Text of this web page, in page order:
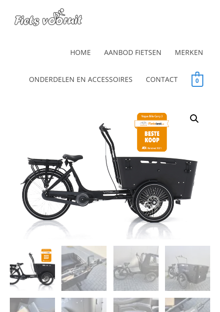
HOME AANBOD FIETSEN MERKEN
ONDERDELEN EN ACCESSOIRES CONTACT 0